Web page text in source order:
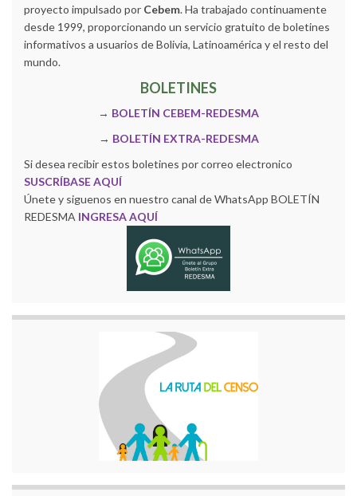
proyecto impulsado por Cebem. Ha trabajado continuamente
desde 1999, proporcionando un servicio gratuito de boletines
informativos a usuarios de Bolivia, Latinoamérica y el resto del
mundo.
BOLETINES
→ BOLETÍN CEBEM-REDESMA
→ BOLETÍN EXTRA-REDESMA
Si desea recibir estos boletines por correo electronico
SUSCRÍBASE AQUÍ
Únete y siguenos en nuestro canal de WhatsApp BOLETÍN
REDESMA INGRESA AQUÍ